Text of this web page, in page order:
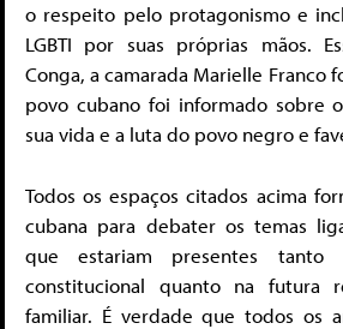
o respeito pelo protagonismo e
LGBTI por suas próprias mãos.
Conga, a camarada Marielle Franco
povo cubano foi informado sobre
sua vida e a luta do povo negro e
Todos os espaços citados acima
cubana para debater os temas
que estariam presentes tanto
constitucional quanto na futura
familiar. É verdade que todos os